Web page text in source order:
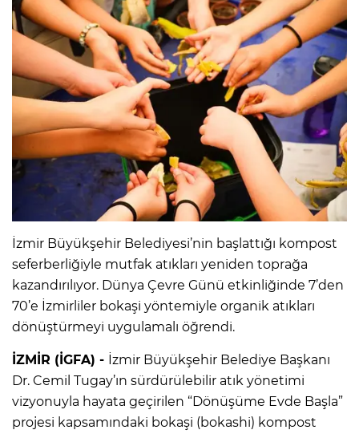
İzmir Büyükşehir Belediyesi’nin başlattığı kompost
seferberliğiyle mutfak atıkları yeniden toprağa
kazandırılıyor. Dünya Çevre Günü etkinliğinde 7’den
70’e İzmirliler bokaşi yöntemiyle organik atıkları
dönüştürmeyi uygulamalı öğrendi.
İZMİR (İGFA) - İzmir Büyükşehir Belediye Başkanı
Dr. Cemil Tugay’ın sürdürülebilir atık yönetimi
vizyonuyla hayata geçirilen “Dönüşüme Evde Başla”
projesi kapsamındaki bokaşi (bokashi) kompost